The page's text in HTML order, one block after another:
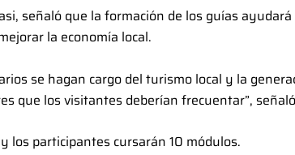
señaló que la formación de los guías
la economía local.
se hagan cargo del turismo local y la
que los visitantes deberían frecuentar”,
los participantes cursarán 10 módulos.